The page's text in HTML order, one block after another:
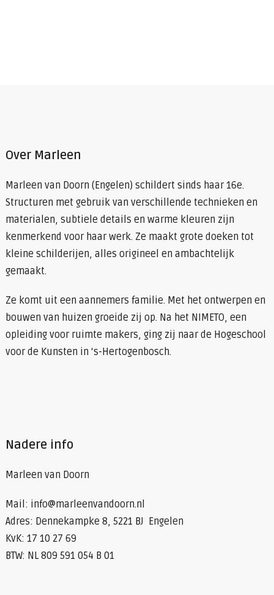
Over Marleen
Marleen van Doorn (Engelen) schildert sinds haar 16e.
Structuren met gebruik van verschillende technieken en
materialen, subtiele details en warme kleuren zijn
kenmerkend voor haar werk. Ze maakt grote doeken tot
kleine schilderijen, alles origineel en ambachtelijk
gemaakt.
Ze komt uit een aannemers familie. Met het ontwerpen en
bouwen van huizen groeide zij op. Na het NIMETO, een
opleiding voor ruimte makers, ging zij naar de Hogeschool
voor de Kunsten in ‘s-Hertogenbosch.
Nadere info
Marleen van Doorn
Mail: info@marleenvandoorn.nl
Adres: Dennekampke 8, 5221 BJ Engelen
KvK: 17 10 27 69
BTW: NL 809 591 054 B 01